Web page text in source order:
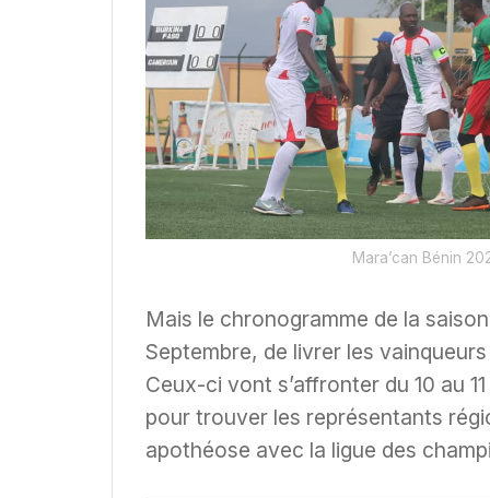
Mara’can Bénin
Mais le chronogramme de la
Septembre, de livrer les
Ceux-ci vont s’affronter du 10 au
pour trouver les représentants
apothéose avec la ligue des